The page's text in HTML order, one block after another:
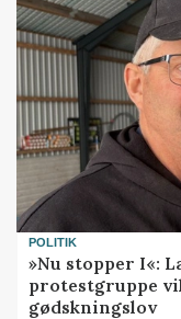
POLITIK
»Nu stopper I«:
protestgruppe
gødskningslov